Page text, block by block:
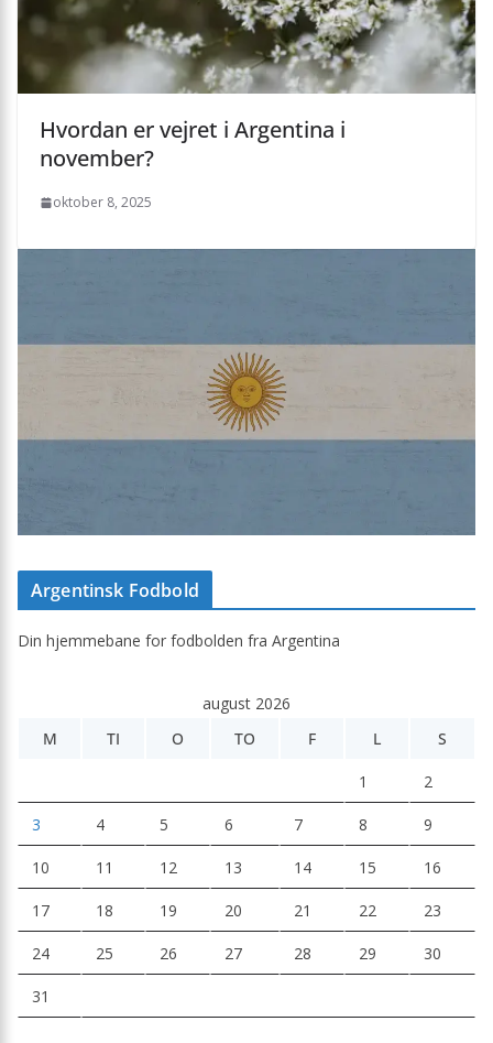
Hvordan er vejret i Argentina i
november?
oktober 8, 2025
Argentinsk Fodbold
Din hjemmebane for fodbolden fra Argentina
august 2026
M
TI O TO F L S
1 2
3 4 5 6 7 8 9
10 11 12 13 14 15 16
17 18 19 20 21 22 23
24 25 26 27 28 29 30
31